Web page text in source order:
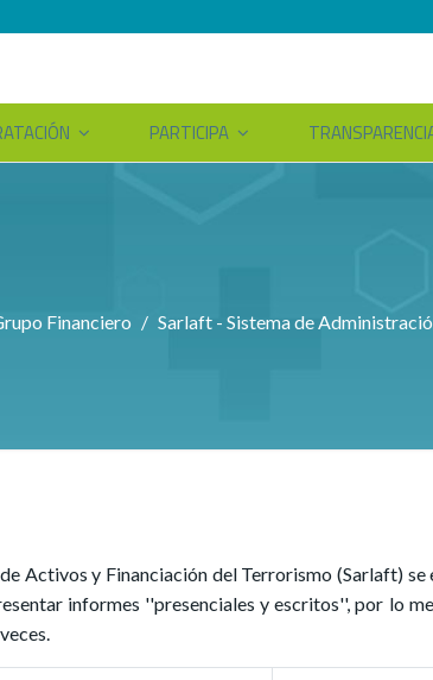
PARTICIPA
Financiero
Sarlaft - Sistema de
Activos y Financiación del Terrorismo (Sarlaft) se
informes ''presenciales y escritos'', por lo